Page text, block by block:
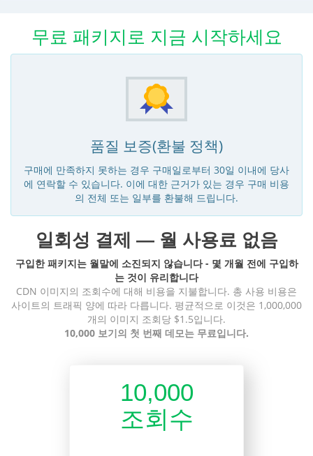
무료 패키지로 지금 시작하세요
품질 보증(환불 정책)
구매에 만족하지 못하는 경우 구매일로부터 30일 이내에 당사
에 연락할 수 있습니다. 이에 대한 근거가 있는 경우 구매 비용
의 전체 또는 일부를 환불해 드립니다.
일회성 결제 — 월 사용료 없음
구입한 패키지는 월말에 소진되지 않습니다 - 몇 개월 전에 구입하
는 것이 유리합니다
CDN 이미지의 조회수에 대해 비용을 지불합니다. 총 사용 비용은
사이트의 트래픽 양에 따라 다릅니다. 평균적으로 이것은 1,000,000
개의 이미지 조회당 $1.5입니다.
10,000 보기의 첫 번째 데모는 무료입니다.
10,000
조회수